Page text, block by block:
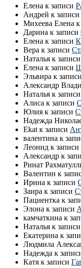
Елена к записи
Андрей к записи
Михеева Елена
Дарина к записи
Елена к записи
Вера к записи
Наталья к записи
Елена к записи
Эльвира к записи
Александр
Наталья к записи
Алиса к записи
Юлия к записи
Надежда
Ekat к записи
валентина к
Леонид к записи
Александр к
Ринат
Валентин к
Ирина к записи
Заира к записи
Пациентка к
Элона к записи
камчаткина к
Наталья к записи
Екатерина к
Людмила
Надежда к
Катя к записи